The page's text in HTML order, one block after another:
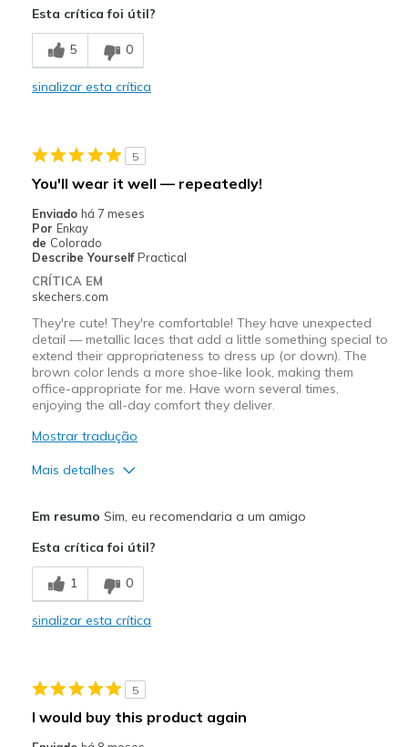
Contras
Need Break In
Casual Wear
Sizing
Esta crítica foi útil?
5 0
sinalizar esta crítica
5
You'll wear it well — repeatedly!
Enviado há 7 meses
Por Enkay
de Colorado
Describe Yourself Practical
CRÍTICA EM
skechers.com
They're cute! They're comfortable! They have unexpected
detail — metallic laces that add a little something special to
extend their appropriateness to dress up (or down). The
brown color lends a more shoe-like look, making them
office-appropriate for me. Have worn several times,
enjoying the all-day comfort they deliver.
Mostrar tradução
Mais detalhes
Comfortable
Stylish
Going Out
Em resumo Sim, eu recomendaria a um amigo
Esta crítica foi útil?
1 0
sinalizar esta crítica
5
I would buy this product again